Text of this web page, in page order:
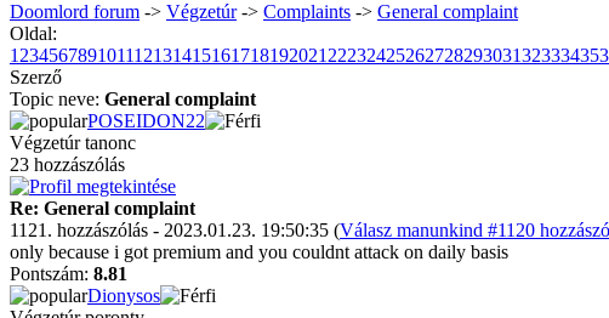
Doomlord forum -> Végzetúr-> Complaints -> General complaint
Oldal:
1 23456789101112131415161718192021 2223242526272829303132333435
Szerző
Topic neve: General complaint
POSEIDON22
Végzetúr tanonc
23 hozzászólás
Re: General complaint
1121. hozzászólás - 2023.01.23. 19:50:35 (Válasz manunkind #1120
only because i got premium and you couldnt attack on daily basis
Pontszám: 8.81
Dionysos